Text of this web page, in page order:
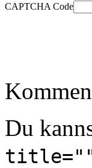
CAPTCHA Code
Du